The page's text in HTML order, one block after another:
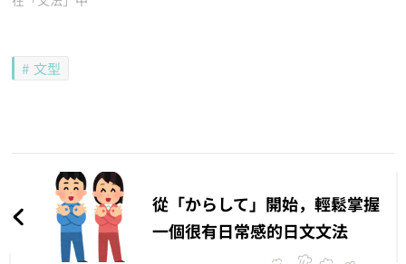
文型
章
導
從「からして」開始，輕鬆掌握
一個很有日常感的日文文法